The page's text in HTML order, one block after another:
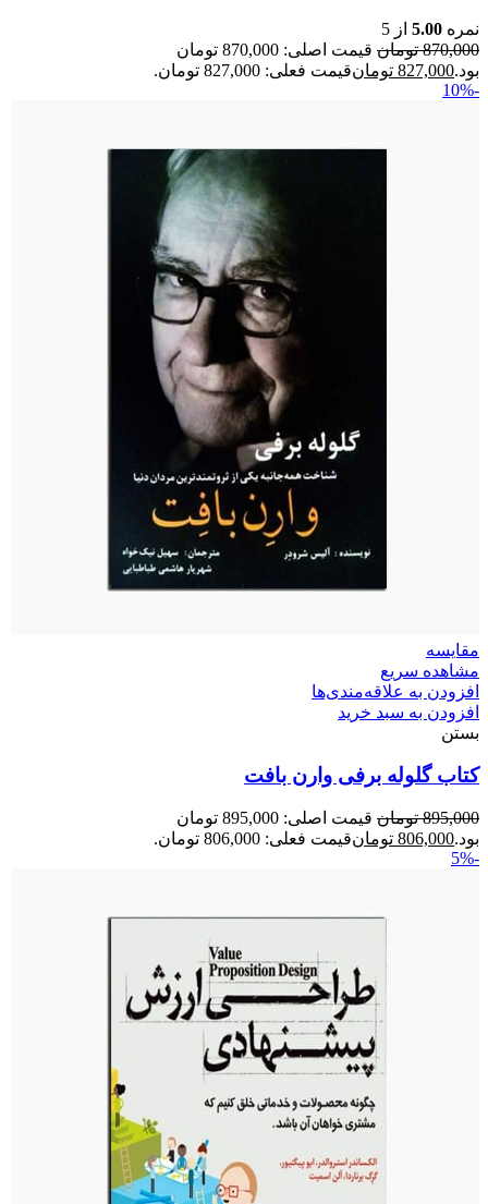
نمره 5.00 از 5
870,000 تومان
قیمت اصلی: 870,000 تومان
بود.827,000 تومانقیمت فعلی: 827,000 تومان.
-10%
مقایسه
مشاهده سریع
افزودن به علاقه‌مندی‌ها
افزودن به سبد خرید
بستن
کتاب گلوله برفی وارن بافت
895,000 تومان
قیمت اصلی: 895,000 تومان
بود.806,000 تومانقیمت فعلی: 806,000 تومان.
-5%